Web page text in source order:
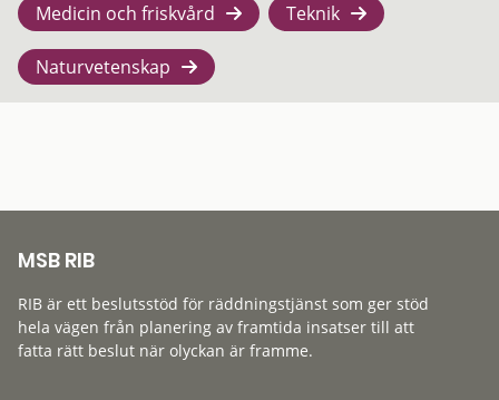
Medicin och friskvård Teknik
Naturvetenskap
MSB RIB
RIB är ett beslutsstöd för räddningstjänst som ger stöd
hela vägen från planering av framtida insatser till att
fatta rätt beslut när olyckan är framme.